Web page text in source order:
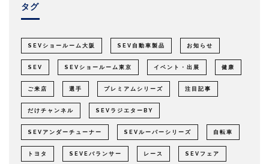
タグ
SEVショールーム大阪 SEV自動車製品 お知らせ
SEV SEVショールーム東京 イベント・出展 健康
ご来店 選手 プレミアムシリーズ 注目記事
だけチャンネル SEVラジエターBY
SEVアンダーチューナー SEVルーパーシリーズ 自転車
トヨタ SEVEバランサー レース SEVフェア